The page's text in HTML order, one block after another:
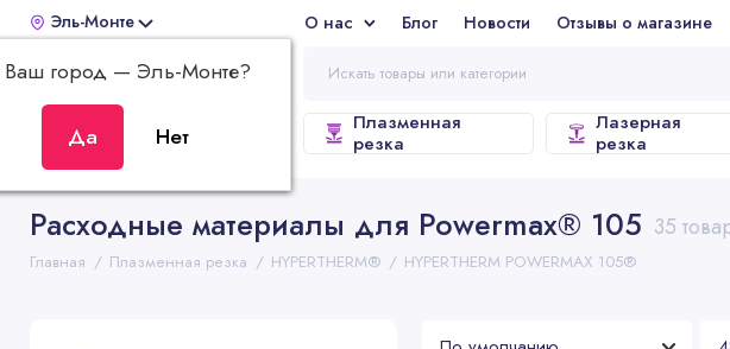
Эль-Монте
Ваш город —Эль-Монте?
О нас Блог Новости Отзывы о магазине Контакты
ВСЕ КАТЕГОРИИ
Плазменная
резка
Лазерная
резка
Расходные материалы для Powermax® 105 35
Главная Плазменная резка HYPERTHERM® HYPERTHERM POWERMAX 105®